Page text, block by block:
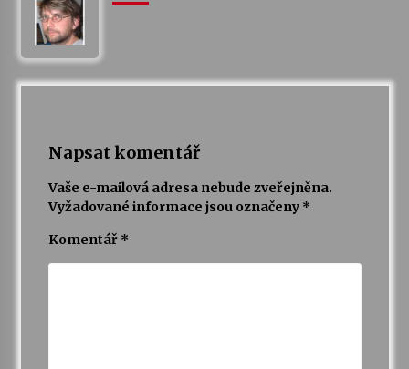
odkaz Josefa Čapka
Želiv
Napsat komentář
Vaše e-mailová adresa nebude zveřejněna.
Vyžadované informace jsou označeny *
Komentář *